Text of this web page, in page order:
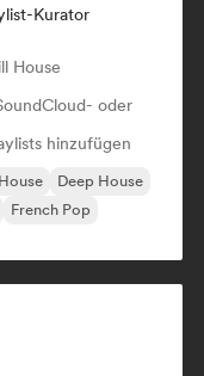
Kurator
House
oder
hinzufügen
Deep House
French Pop